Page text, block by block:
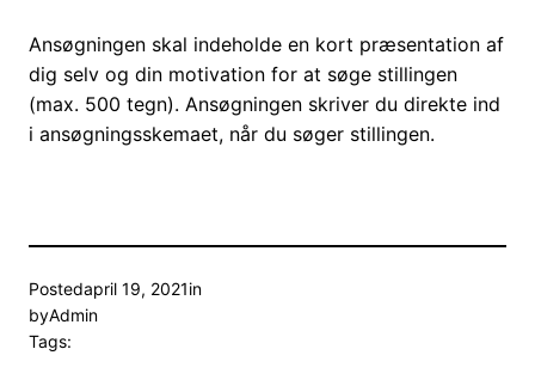
Ansøgningen skal indeholde en kort præsentation af
dig selv og din motivation for at søge stillingen
(max. 500 tegn). Ansøgningen skriver du direkte ind
i ansøgningsskemaet, når du søger stillingen.
Postedapril 19, 2021in
byAdmin
Tags: